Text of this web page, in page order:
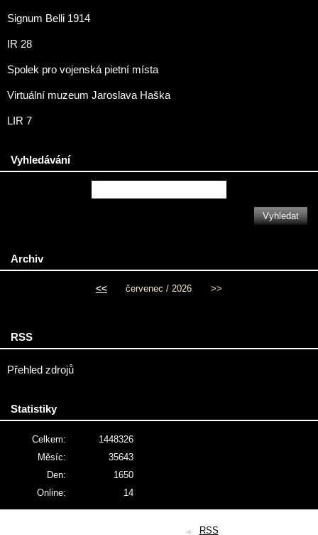
Signum Belli 1914
IR 28
Spolek pro vojenská pietní místa
Virtuální muzeum Jaroslava Haška
LIR 7
Vyhledávání
Archiv
<< červenec / 2026 >>
RSS
Přehled zdrojů
Statistiky
Online: 14
Celkem:
1448326
Měsíc:
35643
Den:
1650
RSS